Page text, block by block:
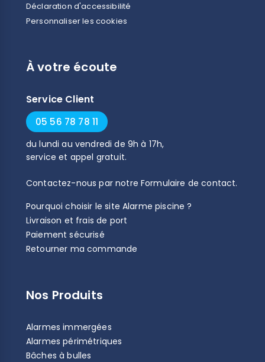
Déclaration d'accessibilité
Personnaliser les cookies
À votre écoute
Service Client
05 56 78 78 11
dulundi au vendredi de 9h à 17h,
service et appel gratuit.
Contactez-nous par notre Formulaire de contact.
Pourquoi choisir le site Alarme piscine ?
Livraison et frais de port
Paiement sécurisé
Retourner ma commande
Nos Produits
Alarmes immergées
Alarmes périmétriques
Bâches à bulles